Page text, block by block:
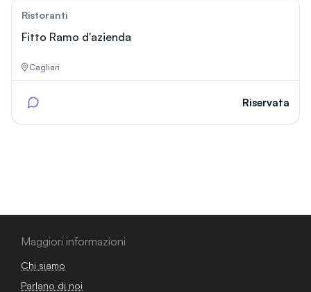
Ristoranti
Fitto Ramo d'azienda
Cagliari
Riservata
Maggiori informazioni
Chi siamo
Parlano di noi